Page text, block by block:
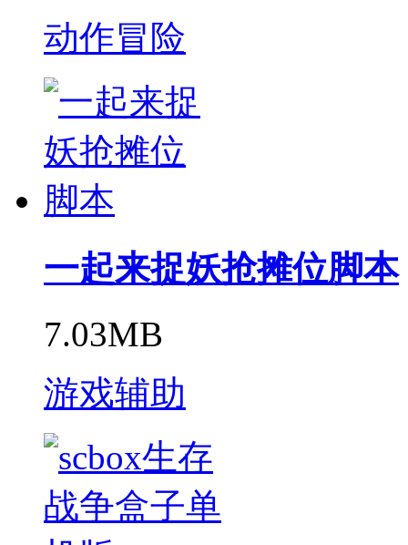
动作冒险
一起来捉妖抢摊位脚本
7.03MB
游戏辅助